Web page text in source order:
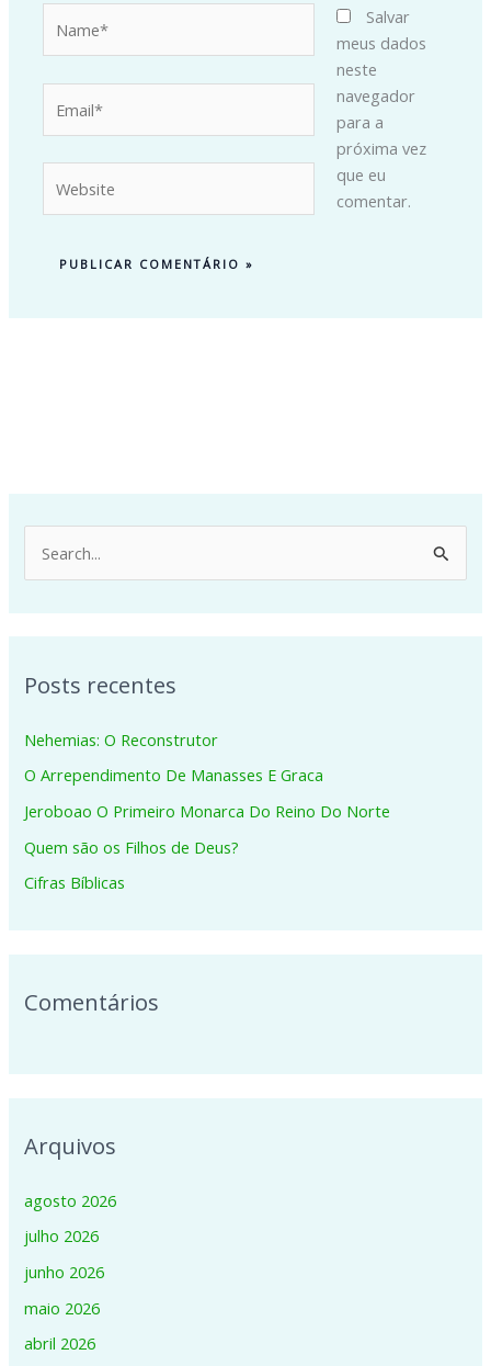
Salvar
meus dados
neste
navegador
para a
próxima vez
que eu
comentar.
u
s
a
r
p
o
Posts recentes
Nehemias: O Reconstrutor
O Arrependimento De Manasses E Graca
Jeroboao O Primeiro Monarca Do Reino Do Norte
Quem são os Filhos de Deus?
Cifras Bíblicas
Comentários
Arquivos
agosto 2026
julho 2026
junho 2026
maio 2026
abril 2026